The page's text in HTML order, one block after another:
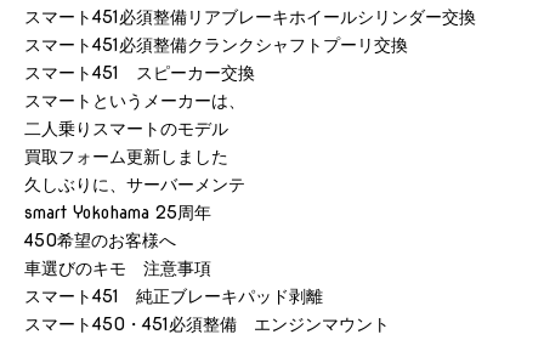
スマート451必須整備リアブレーキホイールシリンダー交換
スマート451必須整備クランクシャフトプーリ交換
スマート451 スピーカー交換
スマートというメーカーは、
二人乗りスマートのモデル
買取フォーム更新しました
久しぶりに、サーバーメンテ
smart Yokohama 25周年
450希望のお客様へ
車選びのキモ 注意事項
スマート451 純正ブレーキパッド剥離
スマート450・451必須整備 エンジンマウント